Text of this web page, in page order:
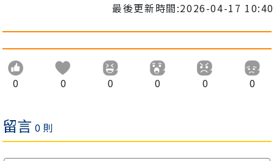
最後更新時間:2026-04-17 10:40
0 0 0 0 0 0